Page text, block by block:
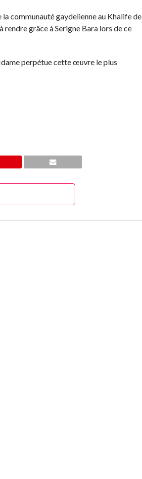
communauté gaydelienne au Khalife de
rendre grâce à Serigne Bara lors de ce
perpétue cette œuvre le plus